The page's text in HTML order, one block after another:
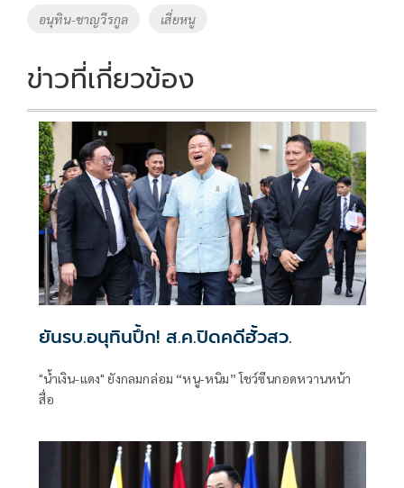
k
อนุทิน-ชาญวีรกูล เสี่ยหนู
ข่าวที่เกี่ยวข้อง
ยันรบ.อนุทินปึ้ก! ส.ค.ปิดคดีฮั้วสว.
"น้ำเงิน-แดง" ยังกลมกล่อม “หนู-หนิม” โชว์ซีนกอดหวานหน้า
สื่อ